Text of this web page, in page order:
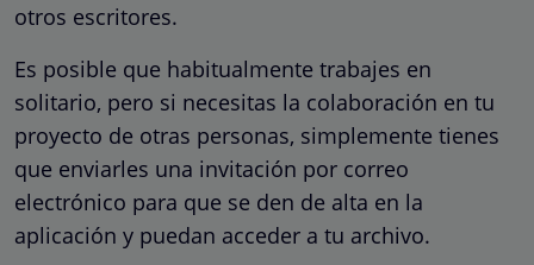
otros escritores.
Es posible que habitualmente trabajes en
solitario, pero si necesitas la colaboración en tu
proyecto de otras personas, simplemente tienes
que enviarles una invitación por correo
electrónico para que se den de alta en la
aplicación y puedan acceder a tu archivo.